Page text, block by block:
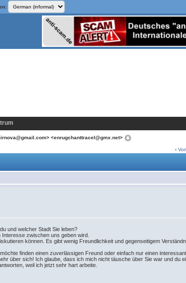
<enrugchanttracel@gmx.net>
‹
und welcher Stadt Sie leben?
zwischen uns geben wird.
können. Es gibt wenig Freundlichkeit und gegenseitigem
finden einen zuverlässigen Freund oder einfach nur einen
über sich! Ich glaube, dass ich mich nicht täusche über Sie war und du
weil ich jetzt sehr hart arbeite.